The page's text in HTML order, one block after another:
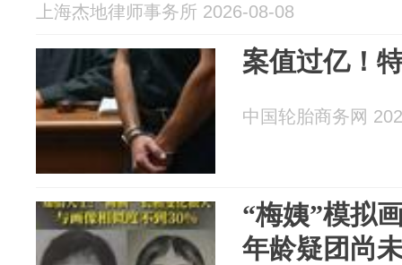
上海杰地律师事务所 2026-08-08
案值过亿！
中国轮胎商务网
“梅姨”模拟
年龄疑团尚